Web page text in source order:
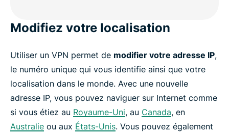
Modifiez votre localisation
Utiliser un VPN permet de modifier votre adresse IP,
le numéro unique qui vous identifie ainsi que votre
localisation dans le monde. Avec une nouvelle
adresse IP, vous pouvez naviguer sur Internet comme
si vous étiez au Royaume-Uni, au Canada, en
Australie ou aux États-Unis. Vous pouvez également